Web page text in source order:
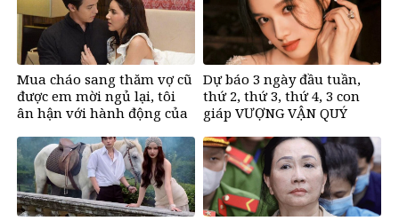
Mua cháo sang thăm vợ cũ
được em mời ngủ lại, tôi
ân hận với hành động của
Dự báo 3 ngày đầu tuần,
thứ 2, thứ 3, thứ 4, 3 con
giáp VƯỢNG VẬN QUÝ
có tiền, bước chân về nhà
ngập vàng, sung sướng
như Tiên